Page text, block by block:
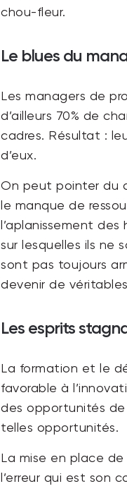
chou-fleur.
Le blues du
Les managers de
d’ailleurs 70% de
cadres. Résultat :
d’eux.
On peut pointer du
le manque de
l’aplanissement
sur lesquelles ils ne
sont pas toujours
devenir de
Les esprits
La formation et le
favorable à
des opportunités de
telles opportunités.
La mise en place
l’erreur qui est son